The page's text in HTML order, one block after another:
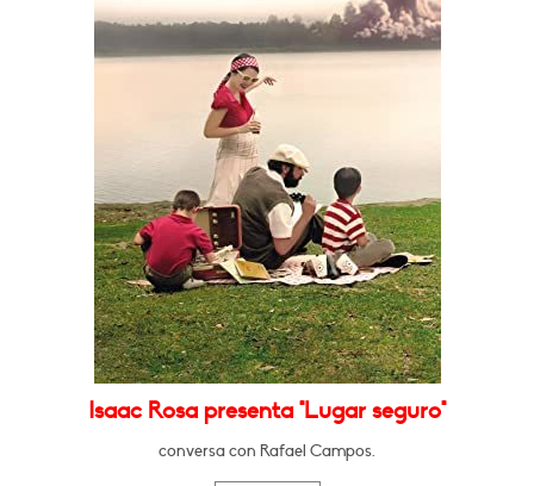
Isaac Rosa presenta "Lugar seguro"
conversa con Rafael Campos.